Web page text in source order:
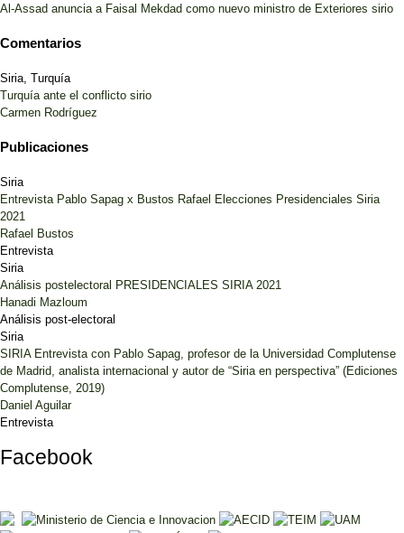
Al-Assad anuncia a Faisal Mekdad como nuevo ministro de Exteriores sirio
Comentarios
Siria, Turquía
Turquía ante el conflicto sirio
Carmen Rodríguez
Publicaciones
Siria
Entrevista Pablo Sapag x Bustos Rafael Elecciones Presidenciales Siria
2021
Rafael Bustos
Entrevista
Siria
Análisis postelectoral PRESIDENCIALES SIRIA 2021
Hanadi Mazloum
Análisis post-electoral
Siria
SIRIA Entrevista con Pablo Sapag, profesor de la Universidad Complutense
de Madrid, analista internacional y autor de “Siria en perspectiva” (Ediciones
Complutense, 2019)
Daniel Aguilar
Entrevista
Facebook